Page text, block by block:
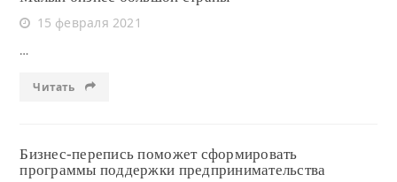
15 февраля 2021
…
Читать
Бизнес-перепись поможет сформировать
программы поддержки предпринимательства